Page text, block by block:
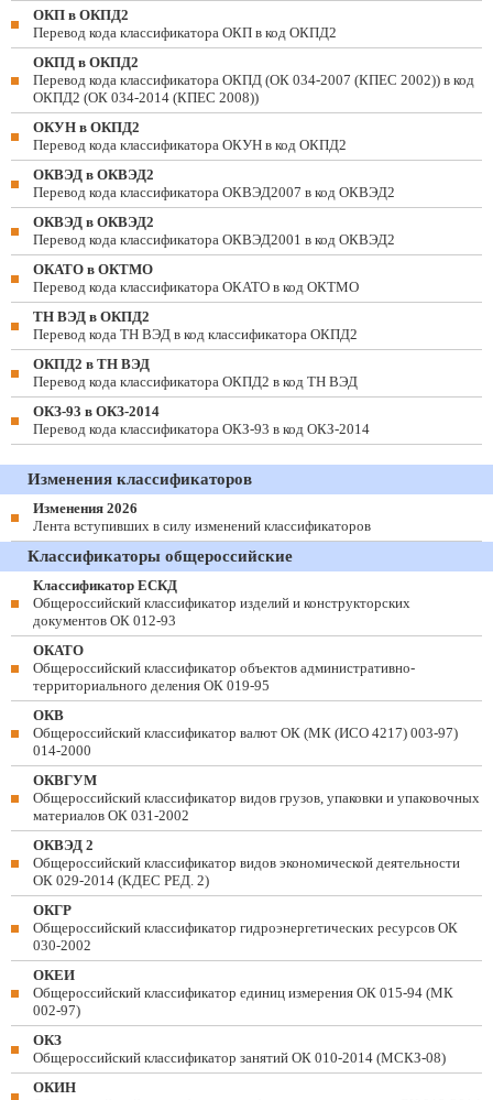
ОКП в ОКПД2
Перевод кода классификатора ОКП в код ОКПД2
ОКПД в ОКПД2
Перевод кода классификатора ОКПД (ОК 034-2007 (КПЕС 2002)) в код
ОКПД2 (ОК 034-2014 (КПЕС 2008))
ОКУН в ОКПД2
Перевод кода классификатора ОКУН в код ОКПД2
ОКВЭД в ОКВЭД2
Перевод кода классификатора ОКВЭД2007 в код ОКВЭД2
ОКВЭД в ОКВЭД2
Перевод кода классификатора ОКВЭД2001 в код ОКВЭД2
ОКАТО в ОКТМО
Перевод кода классификатора ОКАТО в код ОКТМО
ТН ВЭД в ОКПД2
Перевод кода ТН ВЭД в код классификатора ОКПД2
ОКПД2 в ТН ВЭД
Перевод кода классификатора ОКПД2 в код ТН ВЭД
ОКЗ-93 в ОКЗ-2014
Перевод кода классификатора ОКЗ-93 в код ОКЗ-2014
Изменения классификаторов
Изменения 2026
Лента вступивших в силу изменений классификаторов
Классификаторы общероссийские
Классификатор ЕСКД
Общероссийский классификатор изделий и конструкторских
документов ОК 012-93
ОКАТО
Общероссийский классификатор объектов административно-
территориального деления ОК 019-95
ОКВ
Общероссийский классификатор валют ОК (МК (ИСО 4217) 003-97)
014-2000
ОКВГУМ
Общероссийский классификатор видов грузов, упаковки и упаковочных
материалов ОК 031-2002
ОКВЭД 2
Общероссийский классификатор видов экономической деятельности
ОК 029-2014 (КДЕС РЕД. 2)
ОКГР
Общероссийский классификатор гидроэнергетических ресурсов ОК
030-2002
ОКЕИ
Общероссийский классификатор единиц измерения ОК 015-94 (МК
002-97)
ОКЗ
Общероссийский классификатор занятий ОК 010-2014 (МСКЗ-08)
ОКИН